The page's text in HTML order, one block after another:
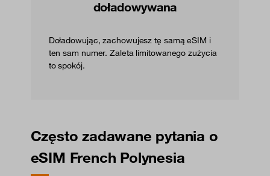
doładowywana
Doładowując, zachowujesz tę samą eSIM i
ten sam numer. Zaleta limitowanego zużycia
to spokój.
Często zadawane pytania o
eSIM French Polynesia